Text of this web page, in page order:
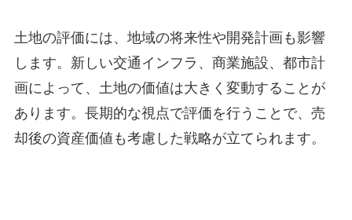
土地の評価には、地域の将来性や開発計画も影響
します。新しい交通インフラ、商業施設、都市計
画によって、土地の価値は大きく変動することが
あります。長期的な視点で評価を行うことで、売
却後の資産価値も考慮した戦略が立てられます。